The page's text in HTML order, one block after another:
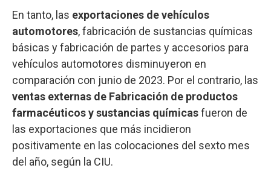
En tanto, las exportaciones de vehículos
automotores, fabricación de sustancias químicas
básicas y fabricación de partes y accesorios para
vehículos automotores disminuyeron en
comparación con junio de 2023. Por el contrario, las
ventas externas de Fabricación de productos
farmacéuticos y sustancias químicasfueron de
las exportaciones que más incidieron
positivamente en las colocaciones del sexto mes
del año, según la CIU.